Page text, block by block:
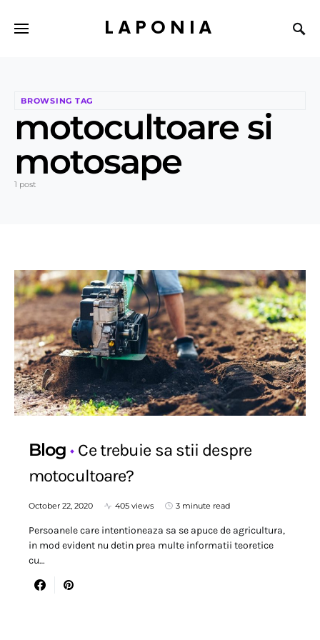
LAPONIA
BROWSING TAG
motocultoare si
motosape
1 post
Blog
Ce trebuie sa stii despre
motocultoare?
October 22, 2020 405 views 3 minute read
Persoanele care intentioneaza sa se apuce de agricultura,
in mod evident nu detin prea multe informatii teoretice
cu…